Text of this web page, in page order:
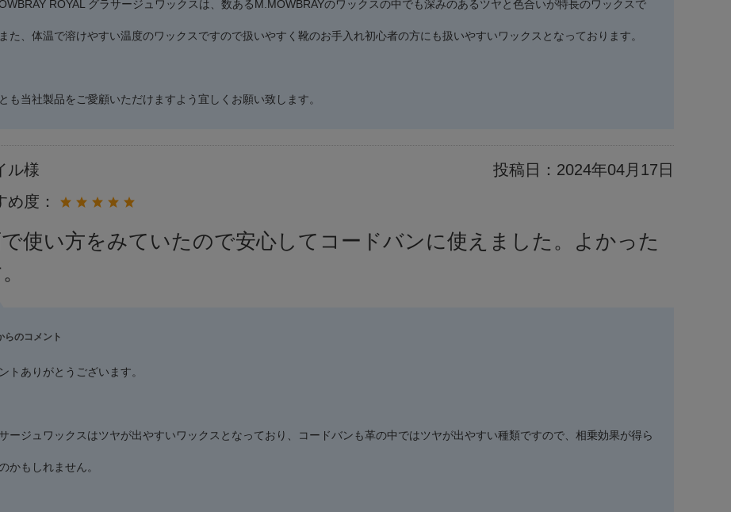
ROYAL グラサージュワックスは、数あるM.MOWBRAYのワックスの中でも深みのあるツヤと色合いが特長のワックスで
た、体温で溶けやすい温度のワックスですので扱いやすく靴のお手入れ初心者の方にも扱いやすいワックスとなっております。
も当社製品をご愛顧いただけますよう宜しくお願い致します。
ル様 投稿日： 2024年04月17日
め度：
使い方をみていたので安心してコードバンに使えました。よかった
らのコメント
トありがとうございます。
ージュワックスはツヤが出やすいワックスとなっており、コードバンも革の中ではツヤが出やすい種類ですので、相乗効果が得ら
かもしれません。